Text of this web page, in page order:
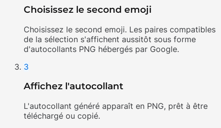
Choisissez le second emoji
Choisissez le second emoji. Les paires compatibles
de la sélection s'affichent aussitôt sous forme
d'autocollants PNG hébergés par Google.
3
Affichez l'autocollant
L'autocollant généré apparaît en PNG, prêt à être
téléchargé ou copié.